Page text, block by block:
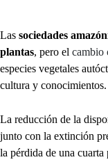
Las sociedades
plantas, pero el cambio
especies vegetales
cultura y conocimientos.
La reducción de la
junto con la extinción
la pérdida de una